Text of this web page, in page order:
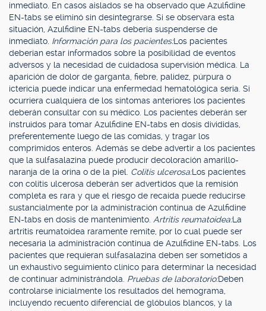
inmediato. En casos aislados se ha observado que Azulfidine
EN-tabs se eliminó sin desintegrarse. Si se observara esta
situación, Azulfidine EN-tabs debería suspenderse de
inmediato. Información para los pacientes:Los pacientes
deberían estar informados sobre la posibilidad de eventos
adversos y la necesidad de cuidadosa supervisión médica. La
aparición de dolor de garganta, fiebre, palidez, púrpura o
ictericia puede indicar una enfermedad hematológica seria. Si
ocurriera cualquiera de los síntomas anteriores los pacientes
deberán consultar con su médico. Los pacientes deberán ser
instruidos para tomar Azulfidine EN-tabs en dosis divididas,
preferentemente luego de las comidas, y tragar los
comprimidos enteros. Además se debe advertir a los pacientes
que la sulfasalazina puede producir decoloración amarillo-
naranja de la orina o de la piel. Colitis ulcerosa:Los pacientes
con colitis ulcerosa deberán ser advertidos que la remisión
completa es rara y que el riesgo de recaída puede reducirse
sustancialmente por la administración continua de Azulfidine
EN-tabs en dosis de mantenimiento. Artritis reumatoidea:La
artritis reumatoidea raramente remite, por lo cual puede ser
necesaria la administración continua de Azulfidine EN-tabs. Los
pacientes que requieran sulfasalazina deben ser sometidos a
un exhaustivo seguimiento clínico para determinar la necesidad
de continuar administrándola. Pruebas de laboratorio:Deben
controlarse inicialmente los resultados del hemograma,
incluyendo recuento diferencial de glóbulos blancos, y la